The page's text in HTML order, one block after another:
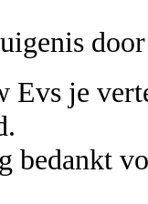
door
Evs je
bedankt